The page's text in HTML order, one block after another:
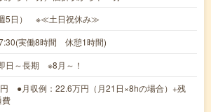
5日） ※≪土日祝休み≫
実働8時間 休憩1時間)
日～長期 ※8月～！
●月収例：22.6万円（月21日×8hの場合）+残
費